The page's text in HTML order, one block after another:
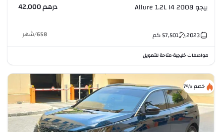
بيجو 2008 Allure 1.2L I4 درهم 42,000
2023
57,501كم 658
/شهر
مواصفات خليجية•متاحة للتمويل
خصم %7